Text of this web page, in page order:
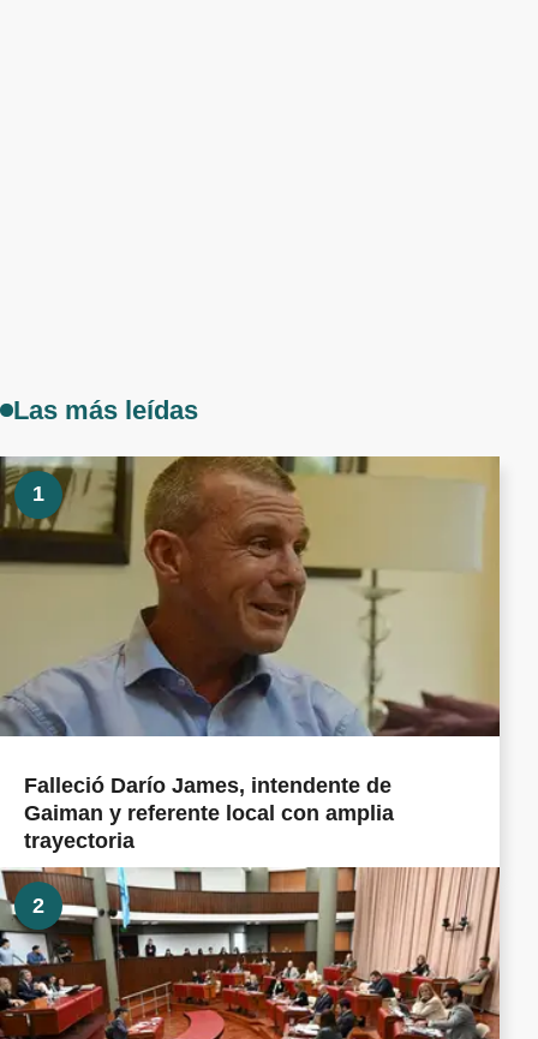
Las más leídas
1
Falleció Darío James, intendente de
Gaiman y referente local con amplia
trayectoria
2